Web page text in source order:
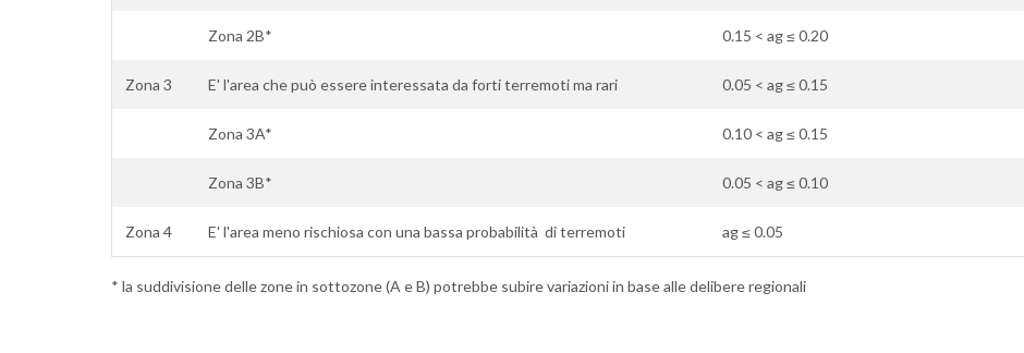
Zona 2B* 0.15 < ag ≤ 0.20
Zona 3 E' l'area che può essere interessata da forti terremoti ma rari 0.05 < ag ≤ 0.15
Zona 3A* 0.10 < ag ≤ 0.15
Zona 3B* 0.05 < ag ≤ 0.10
Zona 4 E' l'area meno rischiosa con una bassa probabilità di terremoti ag ≤ 0.05
* la suddivisione delle zone in sottozone (A e B) potrebbe subire variazioni in base alle delibere regionali